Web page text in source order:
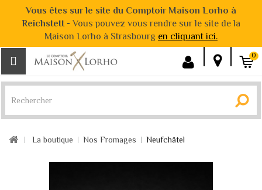
Vous êtes sur le site du Comptoir Maison Lorho à
Reichstett - Vous pouvez vous rendre sur le site de la
Maison Lorho à Strasbourg en cliquant ici.
0
La boutique Nos Fromages Neufchâtel